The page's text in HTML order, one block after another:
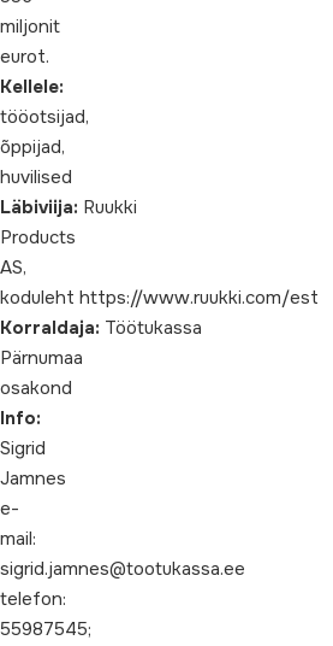
miljonit
eurot.
Kellele:
tööotsijad,
õppijad,
huvilised
Läbiviija: Ruukki
Products
AS,
koduleht https://www.ruukki.com/est
Korraldaja: Töötukassa
Pärnumaa
osakond
Info:
Sigrid
Jamnes
e-
mail:
sigrid.jamnes@tootukassa.ee
telefon:
55987545;